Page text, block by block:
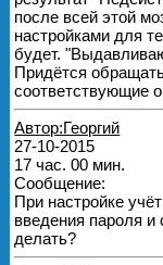
после всей этой
настройками для
будет.
Придётся
соответствующие
Автор:Георгий
27-10-2015
17 час. 00 мин.
Сообщение:
При настройке
введения пароля и
делать?